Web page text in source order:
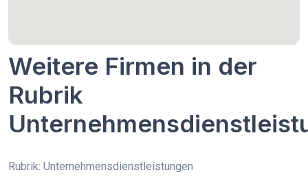
Weitere Firmen in der
Rubrik
Rubrik: Unternehmensdienstleistungen